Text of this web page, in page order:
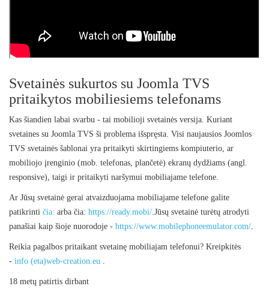
Svetainės sukurtos su Joomla TVS
pritaikytos mobiliesiems telefonams
Kas šiandien labai svarbu - tai mobilioji svetainės versija. Kuriant
svetaines su Joomla TVS ši problema išspręsta. Visi naujausios Joomlos
TVS svetainės šablonai yra pritaikyti skirtingiems kompiuterio, ar
mobiliojo įrenginio (mob. telefonas, plančetė) ekranų dydžiams (angl.
responsive), taigi ir pritaikyti naršymui mobiliajame telefone.
Ar Jūsų svetainė gerai atvaizduojama mobiliajame telefone galite
patikrinti čia: arba čia: https://ready.mobi/ .Jūsų svetainė turėtų atrodyti
panašiai kaip šioje nuorodoje - https://www.mobilephoneemulator.com/
Reikia pagalbos pritaikant svetainę mobiliajam telefonui? Kreipkitės
- info (eta)web-creation.eu
18 metų patirtis dirbant